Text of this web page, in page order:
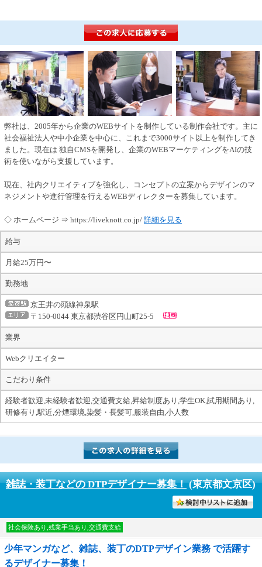
弊社は、2005年から企業のWEBサイトを制作している制作会社です。主に
社会福祉法人や中小企業を中心に、これまで3000サイト以上を制作してき
ました。現在は 独自CMSを開発し、企業のWEBマーケティングをAIの技
術を使いながら支援しています。
現在、社内クリエイティブを強化し、コンセプトの立案からデザインのマ
ネジメントや進行管理を行えるWEBディレクターを募集しています。
◇ ホームページ ⇒ https://liveknott.co.jp/ 詳細を見る
給与
月給25万円〜
勤務地
京王井の頭線神泉駅
〒150-0044 東京都渋谷区円山町25-5
業界
Webクリエイター
こだわり条件
経験者歓迎,未経験者歓迎,交通費支給,昇給制度あり,学生OK,試用期間あり,
研修有り,駅近,分煙環境,染髪・長髪可,服装自由,小人数
雑誌・装丁などの DTPデザイナー募集！(東京都文京区)
討中リストに入れる
社会保険あり,残業手当あり,交通費支給
少年マンガなど、雑誌、装丁のDTPデザイン業務 で活躍す
るデザイナー募集！